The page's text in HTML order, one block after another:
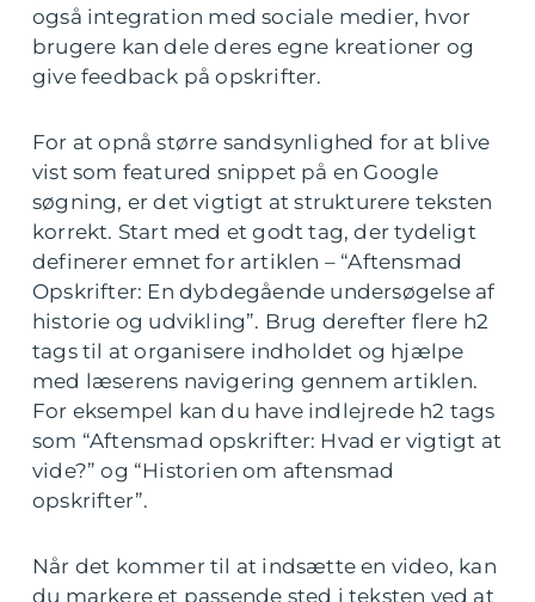
også integration med sociale medier, hvor
brugere kan dele deres egne kreationer og
give feedback på opskrifter.
For at opnå større sandsynlighed for at blive
vist som featured snippet på en Google
søgning, er det vigtigt at strukturere teksten
korrekt. Start med et godt tag, der tydeligt
definerer emnet for artiklen – “Aftensmad
Opskrifter: En dybdegående undersøgelse af
historie og udvikling”. Brug derefter flere h2
tags til at organisere indholdet og hjælpe
med læserens navigering gennem artiklen.
For eksempel kan du have indlejrede h2 tags
som “Aftensmad opskrifter: Hvad er vigtigt at
vide?” og “Historien om aftensmad
opskrifter”.
Når det kommer til at indsætte en video, kan
du markere et passende sted i teksten ved at